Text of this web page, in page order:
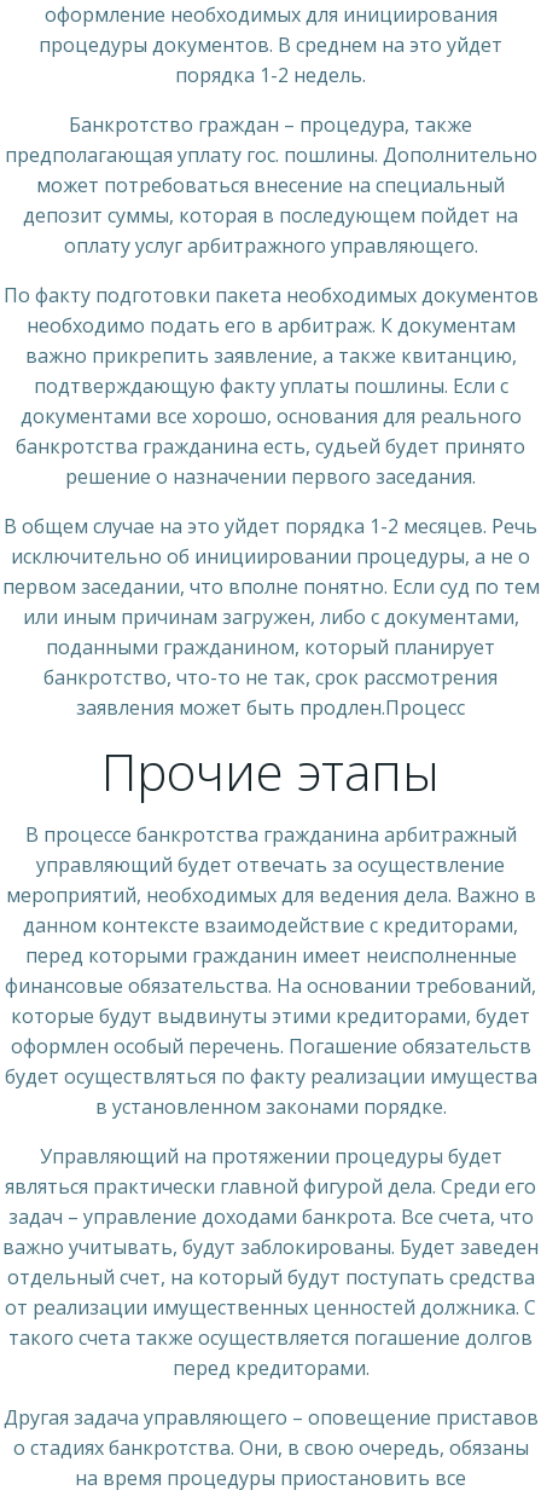
оформление необходимых для инициирования
процедуры документов. В среднем на это уйдет
порядка 1-2 недель.
Банкротство граждан – процедура, также
предполагающая уплату гос. пошлины. Дополнительно
может потребоваться внесение на специальный
депозит суммы, которая в последующем пойдет на
оплату услуг арбитражного управляющего.
По факту подготовки пакета необходимых документов
необходимо подать его в арбитраж. К документам
важно прикрепить заявление, а также квитанцию,
подтверждающую факту уплаты пошлины. Если с
документами все хорошо, основания для реального
банкротства гражданина есть, судьей будет принято
решение о назначении первого заседания.
В общем случае на это уйдет порядка 1-2 месяцев. Речь
исключительно об инициировании процедуры, а не о
первом заседании, что вполне понятно. Если суд по тем
или иным причинам загружен, либо с документами,
поданными гражданином, который планирует
банкротство, что-то не так, срок рассмотрения
заявления может быть продлен.Процесс
Прочие этапы
В процессе банкротства гражданина арбитражный
управляющий будет отвечать за осуществление
мероприятий, необходимых для ведения дела. Важно в
данном контексте взаимодействие с кредиторами,
перед которыми гражданин имеет неисполненные
финансовые обязательства. На основании требований,
которые будут выдвинуты этими кредиторами, будет
оформлен особый перечень. Погашение обязательств
будет осуществляться по факту реализации имущества
в установленном законами порядке.
Управляющий на протяжении процедуры будет
являться практически главной фигурой дела. Среди его
задач – управление доходами банкрота. Все счета, что
важно учитывать, будут заблокированы. Будет заведен
отдельный счет, на который будут поступать средства
от реализации имущественных ценностей должника. С
такого счета также осуществляется погашение долгов
перед кредиторами.
Другая задача управляющего – оповещение приставов
о стадиях банкротства. Они, в свою очередь, обязаны
на время процедуры приостановить все